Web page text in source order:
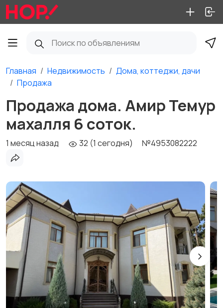
Главная Недвижимость
Дома, коттеджи, дачи
Продажа
Продажа дома. Амир Темур
махалля 6 соток.
1 месяц назад 32 (1 сегодня) №4953082222